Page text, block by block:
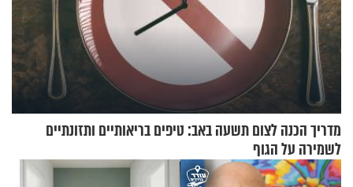
מדריך הכנה לצום תשעה באב: טיפים בריאותיים ותזונתיים
לשמירה על הגוף